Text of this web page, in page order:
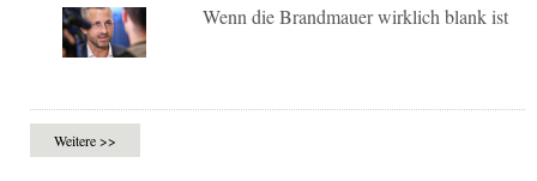
Wenn die Brandmauer wirklich blank ist
Weitere >>